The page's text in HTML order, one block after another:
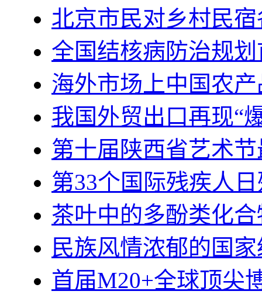
北京市民对乡村民
全国结核病防治规
海外市场上中国农
我国外贸出口再现“
第十届陕西省艺术
第33个国际残疾人
茶叶中的多酚类化
民族风情浓郁的国
首届M20+全球顶尖